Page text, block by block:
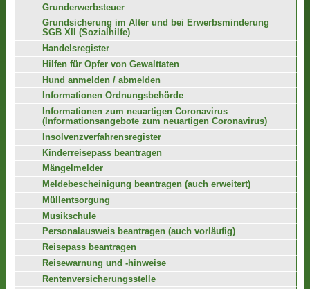
Grunderwerbsteuer
Grundsicherung im Alter und bei Erwerbsminderung
SGB XII (Sozialhilfe)
Handelsregister
Hilfen für Opfer von Gewalttaten
Hund anmelden / abmelden
Informationen Ordnungsbehörde
Informationen zum neuartigen Coronavirus
(Informationsangebote zum neuartigen Coronavirus)
Insolvenzverfahrensregister
Kinderreisepass beantragen
Mängelmelder
Meldebescheinigung beantragen (auch erweitert)
Müllentsorgung
Musikschule
Personalausweis beantragen (auch vorläufig)
Reisepass beantragen
Reisewarnung und -hinweise
Rentenversicherungsstelle